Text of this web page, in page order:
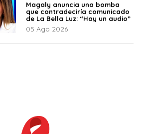
Magaly anuncia una bomba
que contradeciría comunicado
de La Bella Luz: “Hay un audio”
05 Ago 2026